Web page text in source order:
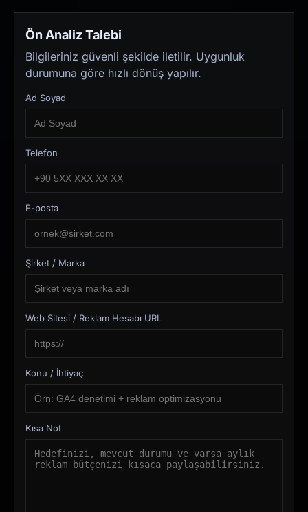
Ön Analiz Talebi
Bilgileriniz güvenli şekilde iletilir. Uygunluk
durumuna göre hızlı dönüş yapılır.
Ad Soyad
Telefon
E-posta
Şirket / Marka
Web Sitesi / Reklam Hesabı URL
Konu / İhtiyaç
Kısa Not